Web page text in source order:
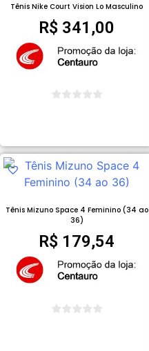
Tênis Nike Court Vision Lo Masculino
R$ 341,00
Tênis Mizuno Space 4 Feminino (34 ao
36)
R$ 179,54